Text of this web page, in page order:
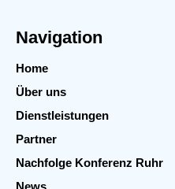
Navigation
Home
Über uns
Dienstleistungen
Partner
Nachfolge Konferenz Ruhr
News